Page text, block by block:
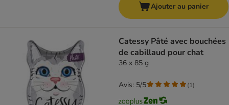
Ajouter au panier
Catessy Pâté avec bouchées
de cabillaud pour chat
36 x 85 g
Avis: 5/5 (1)